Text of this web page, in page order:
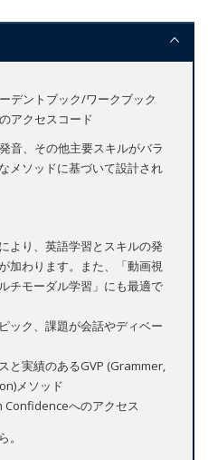
デントブック/ワークブック
アクセスコード
音、その他主要スキルがバラ
メソッドに基づいて設計され
より、英語学習とスキルの発
加わります。また、「動画視
チモーダル学習」にも最適で
ック、課題が会話やディベー
と実績のあるGVP (Grammer,
メソッド
Confidenceへのアクセス
。